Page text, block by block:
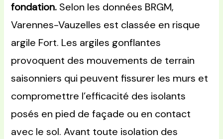
fondation. Selon les données BRGM,
Varennes-Vauzelles est classée en risque
argile Fort. Les argiles gonflantes
provoquent des mouvements de terrain
saisonniers qui peuvent fissurer les murs et
compromettre l’efficacité des isolants
posés en pied de façade ou en contact
avec le sol. Avant toute isolation des